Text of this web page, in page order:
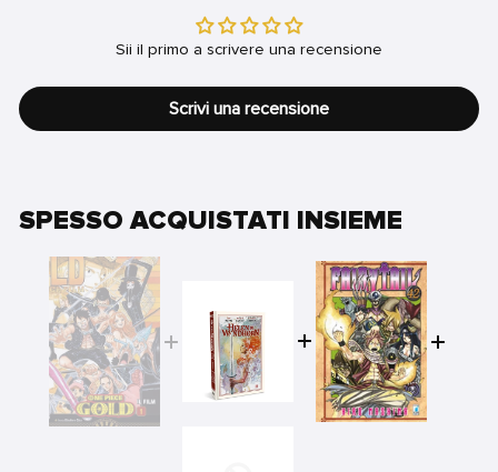
Sii il primo a scrivere una recensione
Scrivi una recensione
SPESSO ACQUISTATI INSIEME